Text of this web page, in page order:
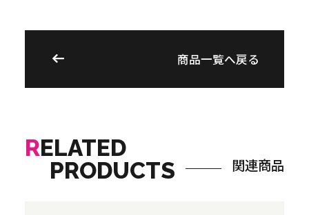
商品一覧へ戻る
RELATED
PRODUCTS
関連商品